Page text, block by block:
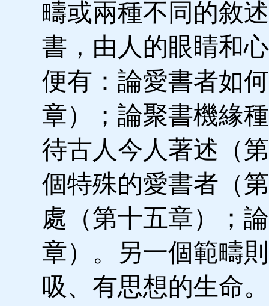
疇或兩種不同的敘
書，由人的眼睛和
便有：論愛書者如
章）；論聚書機緣
待古人今人著述（
個特殊的愛書者（
處（第十五章）；
章）。另一個範疇
吸、有思想的生命